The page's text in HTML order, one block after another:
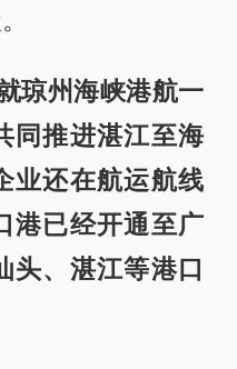
琼州海峡港航一
同推进湛江至海
业还在航运航线
港已经开通至广
头、湛江等港口